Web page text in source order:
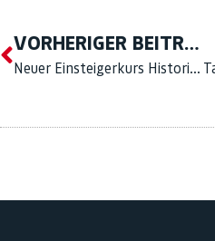
VORHERIGER BEITRAG
Neuer Einsteigerkurs Historisches Fechten 18.10.2023